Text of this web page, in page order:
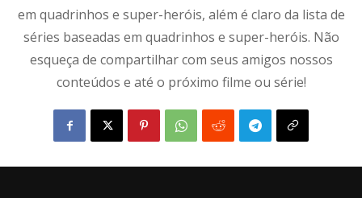
em quadrinhos e super-heróis, além é claro da lista de
séries baseadas em quadrinhos e super-heróis. Não
esqueça de compartilhar com seus amigos nossos
conteúdos e até o próximo filme ou série!